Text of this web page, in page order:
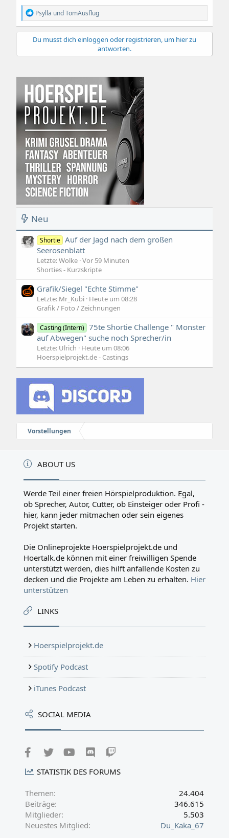
R
e
a
k
t
e
n
Psylla undTomAusflug
Du musst dich einloggen oder registrieren, um hier zu
antworten.
Neu
Shortie Auf der Jagd nach dem großen
Seerosenblatt
Letzte: Wolke Vor 59 Minuten
Shorties - Kurzskripte
Grafik/Siegel "Echte Stimme"
Letzte: Mr_Kubi Heute um 08:28
Grafik / Foto / Zeichnungen
Casting (Intern) 75te Shortie Challenge " Monster
auf Abwegen" suche noch Sprecher/in
Letzte: Ulrich
Heute um 08:06
Hoerspielprojekt.de - Castings
Vorstellungen
ABOUT US
Werde Teil einer freien Hörspielproduktion. Egal,
ob Sprecher, Autor, Cutter, ob Einsteiger oder Profi -
hier, kann jeder mitmachen oder sein eigenes
Projekt starten.
Die Onlineprojekte Hoerspielprojekt.de und
Hoertalk.de können mit einer freiwilligen Spende
unterstützt werden, dies hilft anfallende Kosten zu
decken und die Projekte am Leben zu erhalten. Hier
unterstützen
LINKS
Hoerspielprojekt.de
Spotify Podcast
iTunes Podcast
SOCIAL MEDIA
FacebookTwitter youtubeDiscord
STATISTIK DES FORUMS
Themen
24.404
Beiträge
346.615
Mitglieder
5.503
Neuestes Mitglied
Du_Kaka_67